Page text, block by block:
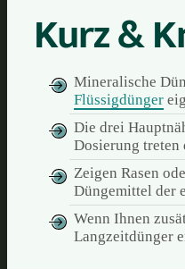
Kurz &
Mineralische
Flüssigdünger
Die drei
Dosierung treten
Zeigen Rasen
Düngemittel der
Wenn Ihnen
Langzeitdünger